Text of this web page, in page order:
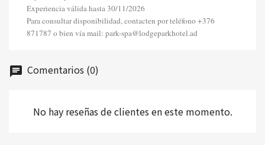
Experiencia válida hasta 30/11/2026
Para consultar disponibilidad, contacten por teléfono +376
871787 o bien vía mail: park-spa@lodgeparkhotel.ad
chat Comentarios (0)
No hay reseñas de clientes en este momento.